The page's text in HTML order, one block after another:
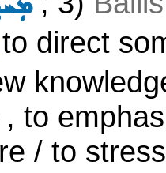
to direct
to
/ to